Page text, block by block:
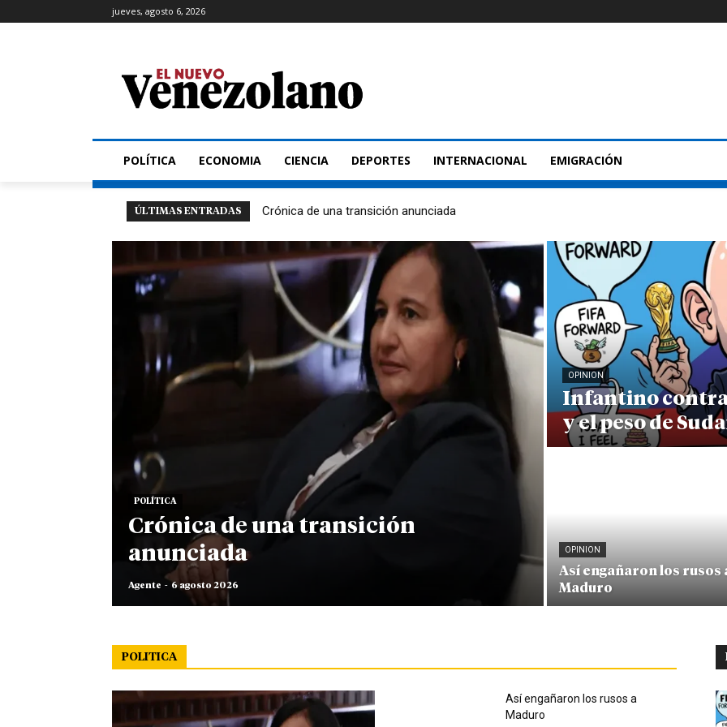
jueves, agosto 6, 2026
POLÍTICA ECONOMIA CIENCIA DEPORTES INTERNACIONAL EMIGRACIÓN
ÚLTIMAS ENTRADAS Crónica de una transición anunciada
POLÍTICA
Crónica de una transición
anunciada
Agente - 6 agosto 2026
OPINION
Infantino
y el peso de
OPINION
Así engañaron los rusos
Maduro
POLITICA
Así engañaron los rusos a
Maduro